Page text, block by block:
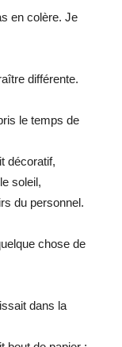
en colère. Je
différente.
le temps de
décoratif,
soleil,
du personnel.
chose de
dans la